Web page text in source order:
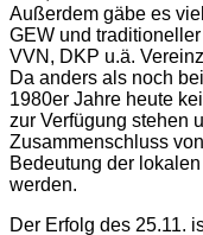
Außerdem gäbe es
GEW und
VVN, DKP u.ä.
Da anders als noch
1980er Jahre heute
zur Verfügung stehen
Zusammenschluss
Bedeutung der
werden.
Der Erfolg des 25.11.